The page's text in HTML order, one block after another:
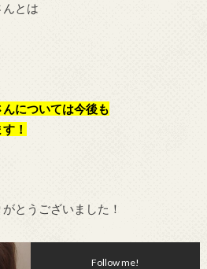
んとは
については今後も
！
とうございました！
Follow me!